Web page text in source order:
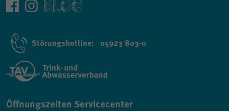
Störungshotline: 05923 803-0
Öffnungszeiten Servicecenter